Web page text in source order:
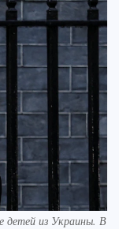
детей из Украины. В